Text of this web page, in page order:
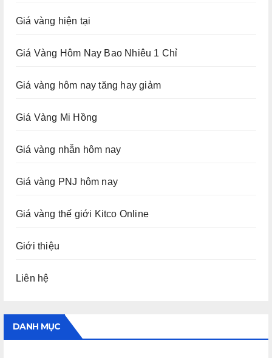
Giá vàng hiện tại
Giá Vàng Hôm Nay Bao Nhiêu 1 Chỉ
Giá vàng hôm nay tăng hay giảm
Giá Vàng Mi Hồng
Giá vàng nhẫn hôm nay
Giá vàng PNJ hôm nay
Giá vàng thế giới Kitco Online
Giới thiệu
Liên hệ
DANH MỤC